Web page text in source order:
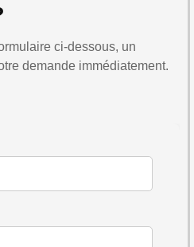
ci-dessous, un
demande immédiatement.